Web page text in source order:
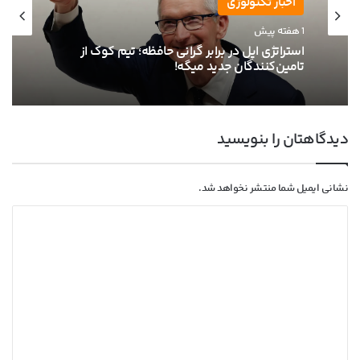
1 هفته پیش
استراتژی اپل در برابر گرانی حافظه؛ تیم کوک از
تامین‌کنندگان جدید میگه!
دیدگاهتان را بنویسید
نشانی ایمیل شما منتشر نخواهد شد.